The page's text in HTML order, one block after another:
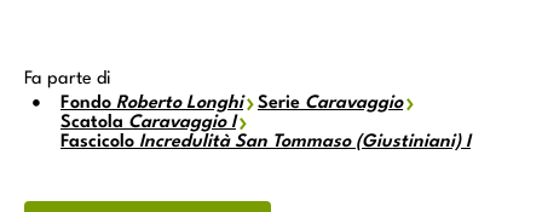
Fa parte di
Fondo Roberto Longhi Serie Caravaggio
Scatola Caravaggio I
Fascicolo Incredulità San Tommaso (Giustiniani) I